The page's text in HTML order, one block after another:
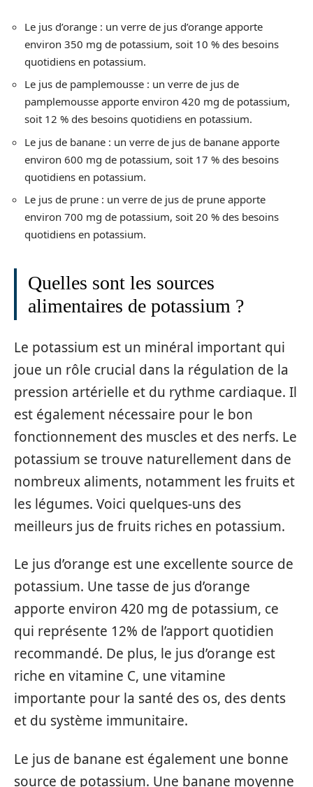
Le jus d’orange : un verre de jus d’orange apporte
environ 350 mg de potassium, soit 10 % des besoins
quotidiens en potassium.
Le jus de pamplemousse : un verre de jus de
pamplemousse apporte environ 420 mg de potassium,
soit 12 % des besoins quotidiens en potassium.
Le jus de banane : un verre de jus de banane apporte
environ 600 mg de potassium, soit 17 % des besoins
quotidiens en potassium.
Le jus de prune : un verre de jus de prune apporte
environ 700 mg de potassium, soit 20 % des besoins
quotidiens en potassium.
Quelles sont les sources
alimentaires de potassium ?
Le potassium est un minéral important qui
joue un rôle crucial dans la régulation de la
pression artérielle et du rythme cardiaque. Il
est également nécessaire pour le bon
fonctionnement des muscles et des nerfs. Le
potassium se trouve naturellement dans de
nombreux aliments, notamment les fruits et
les légumes. Voici quelques-uns des
meilleurs jus de fruits riches en potassium.
Le jus d’orange est une excellente source de
potassium. Une tasse de jus d’orange
apporte environ 420 mg de potassium, ce
qui représente 12% de l’apport quotidien
recommandé. De plus, le jus d’orange est
riche en vitamine C, une vitamine
importante pour la santé des os, des dents
et du système immunitaire.
Le jus de banane est également une bonne
source de potassium. Une banane moyenne